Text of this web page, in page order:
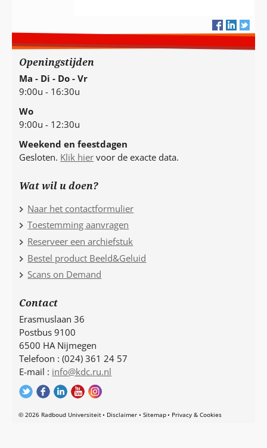
Openingstijden
Ma - Di - Do - Vr
9:00u - 16:30u
Wo
9:00u - 12:30u
Weekend en feestdagen
Gesloten. Klik hier voor de exacte data.
Wat wil u doen?
Naar het contactformulier
Toestemming aanvragen
Reserveer een archiefstuk
Bestel product Beeld&Geluid
Scans on Demand
Contact
Erasmuslaan 36
Postbus 9100
6500 HA Nijmegen
Telefoon : (024) 361 24 57
E-mail : info@kdc.ru.nl
© 2026 Radboud Universiteit Disclaimer Sitemap Privacy & Cookies